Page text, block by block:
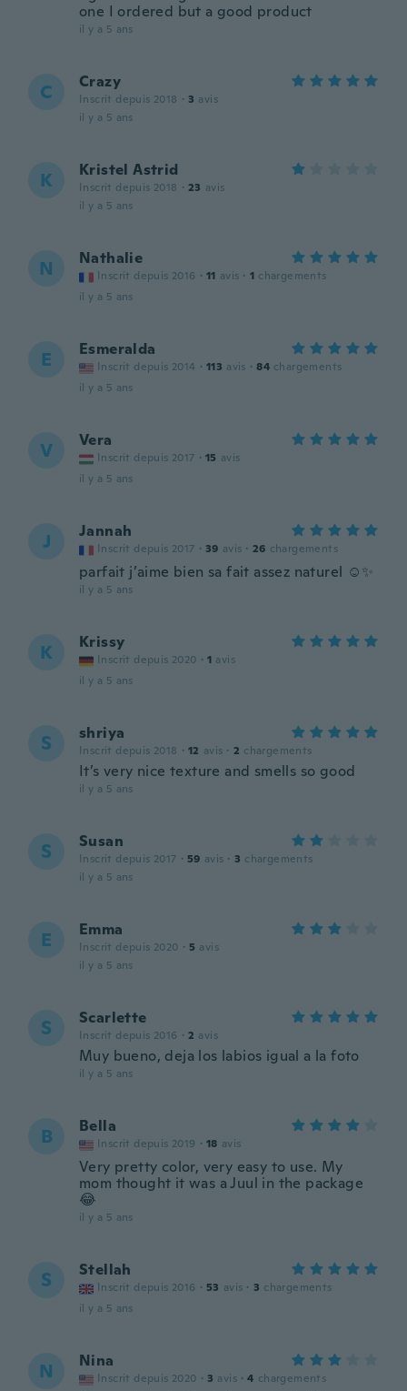
one I ordered but a good product
il y a 5 ans
C Crazy
Inscrit depuis 2018 · 3 avis
il y a 5 ans
K Kristel Astrid
Inscrit depuis 2018 · 23 avis
il y a 5 ans
N Nathalie
Inscrit depuis 2016 · 11 avis · 1 chargements
il y a 5 ans
E Esmeralda
Inscrit depuis 2014 · 113 avis · 84 chargements
il y a 5 ans
V Vera
Inscrit depuis 2017 · 15 avis
il y a 5 ans
J Jannah
Inscrit depuis 2017 · 39 avis · 26 chargements
parfait j’aime bien sa fait assez naturel ☺️✨
il y a 5 ans
K Krissy
Inscrit depuis 2020 · 1 avis
il y a 5 ans
S shriya
Inscrit depuis 2018 · 12 avis · 2 chargements
It’s very nice texture and smells so good
il y a 5 ans
S Susan
Inscrit depuis 2017 · 59 avis · 3 chargements
il y a 5 ans
E Emma
Inscrit depuis 2020 · 5 avis
il y a 5 ans
S Scarlette
Inscrit depuis 2016 · 2 avis
Muy bueno, deja los labios igual a la foto
il y a 5 ans
B Bella
Inscrit depuis 2019 · 18 avis
Very pretty color, very easy to use. My
mom thought it was a Juul in the package
😂
il y a 5 ans
S Stellah
Inscrit depuis 2016 · 53 avis · 3 chargements
il y a 5 ans
N Nina
Inscrit depuis 2020 · 3 avis · 4 chargements